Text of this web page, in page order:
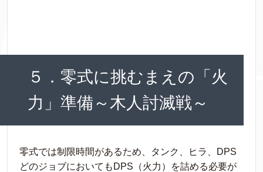
５．零式に挑むまえの「火
力」準備～木人討滅戦～
零式では制限時間があるため、タンク、ヒラ、DPS
どのジョブにおいてもDPS（火力）を詰める必要が